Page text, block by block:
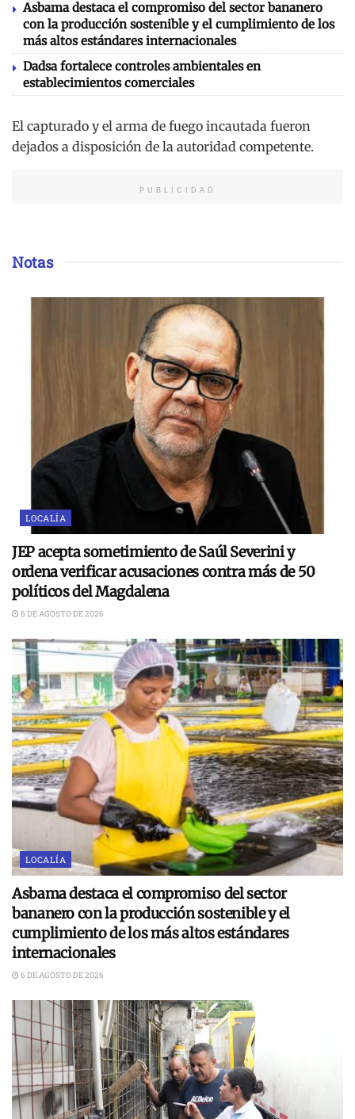
Asbama destaca el compromiso del sector bananero
con la producción sostenible y el cumplimiento de los
más altos estándares internacionales
Dadsa fortalece controles ambientales en
establecimientos comerciales
El capturado y el arma de fuego incautada fueron
dejados a disposición de la autoridad competente.
PUBLICIDAD
Notas
LOCALÍA
JEP acepta sometimiento de Saúl Severini y
ordena verificar acusaciones contra más de 50
políticos del Magdalena
6 DE AGOSTO DE 2026
LOCALÍA
Asbama destaca el compromiso del sector
bananero con la producción sostenible y el
cumplimiento de los más altos estándares
internacionales
6 DE AGOSTO DE 2026